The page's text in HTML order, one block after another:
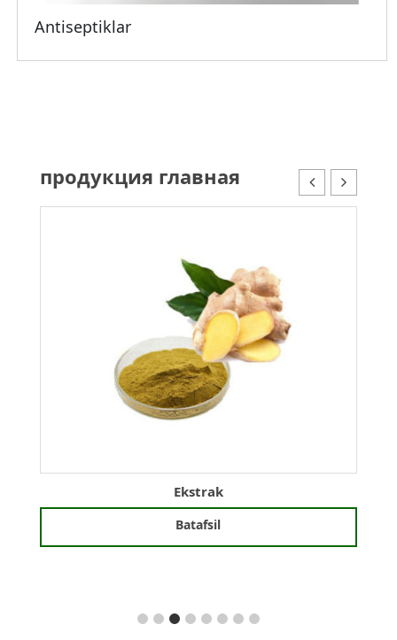
Antiseptiklar
продукция главная
Chaqaloq moyi «BAMBY» 100 romashka bilan
17 920UZS
Savatchaga qo'shish